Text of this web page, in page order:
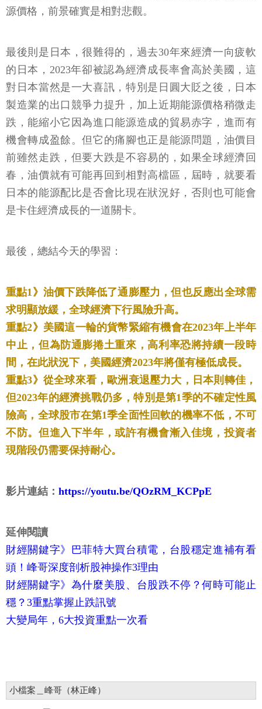
源價格，前景確實是相對悲觀。
最後則是日本，很難得的，過去30年來經濟一向疲軟
的日本，2023年卻被認為經濟成長率會高於美國，這
對日本當然是一大喜訊，特別是日圓大貶之後，日本
製造業的出口競爭力提升，加上近期能源價格稍微走
跌，能縮小它因為進口能源造成的貿易赤字，進而有
機會轉成盈餘。但它的痛腳也正是能源問題，油價目
前雖然走跌，但要大跌是不容易的，如果全球經濟回
春，油價就有可能再回到相對高檔區，屆時，就要看
日本的能源配比是否會比現在狀況好，否則也可能會
是卡住經濟成長的一道關卡。
最後，總結今天的學習：
重點1》油價下跌降低了通膨壓力，但也反應出全球需
求明顯放緩，全球經濟下行風險升高。
重點2》美國這一輪的貨幣緊縮有機會在2023年上半年
中止，但為防通膨捲土重來，高利率恐將持續一段時
間，在此狀況下，美國經濟2023年將僅有極低成長。
重點3》從全球來看，歐洲衰退壓力大，日本則轉佳，
但2023年的經濟挑戰仍多，特別是第1季的不確定性風
險高，全球股市在第1季全面性回軟的機率不低，不可
不防。但進入下半年，或許有機會漸入佳境，投資者
現階段仍需要保持耐心。
影片連結： https://youtu.be/QOzRM_KCPpE
延伸閱讀
財經關鍵字》巴菲特大買台積電，台股穩定進補有看
頭！峰哥深度剖析股神操作3理由
財經關鍵字》為什麼美股、台股跌不停？何時可能止
穩？3重點掌握止跌訊號
大變局年，6大投資重點一次看
小檔案＿峰哥（林正峰）